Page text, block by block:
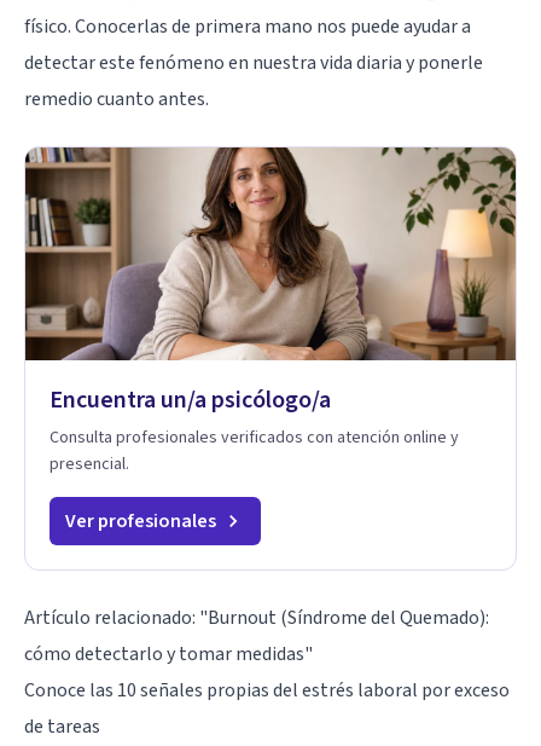
físico. Conocerlas de primera mano nos puede ayudar a
detectar este fenómeno en nuestra vida diaria y ponerle
remedio cuanto antes.
Encuentra un/a psicólogo/a
Consulta profesionales verificados con atención online y
presencial.
Ver profesionales
Artículo relacionado: "Burnout (Síndrome del Quemado):
cómo detectarlo y tomar medidas"
Conoce las 10 señales propias del estrés laboral por exceso
de tareas